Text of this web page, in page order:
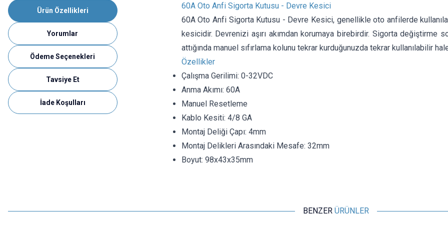
Ürün Özellikleri
Yorumlar
Ödeme Seçenekleri
Tavsiye Et
İade Koşulları
60A Oto Anfi Sigorta Kutusu - Devre Kesici
60A Oto Anfi Sigorta Kutusu - Devre Kesici, genellikle oto anfilerde
kesicidir. Devrenizi aşırı akımdan korumaya birebirdir. Sigorta değiştirme
attığında manuel sıfırlama kolunu tekrar kurduğunuzda tekrar kullanılabilir
Özellikler
Çalışma Gerilimi: 0-32VDC
Anma Akımı: 60A
Manuel Resetleme
Kablo Kesiti: 4/8 GA
Montaj Deliği Çapı: 4mm
Montaj Delikleri Arasındaki Mesafe: 32mm
Boyut: 98x43x35mm
BENZER ÜRÜNLER